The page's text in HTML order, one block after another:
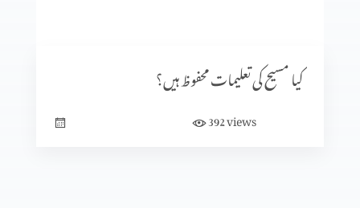
ایذا رسانی
کیا مسیح کی تعلیمات محفوظ ہیں؟
392views